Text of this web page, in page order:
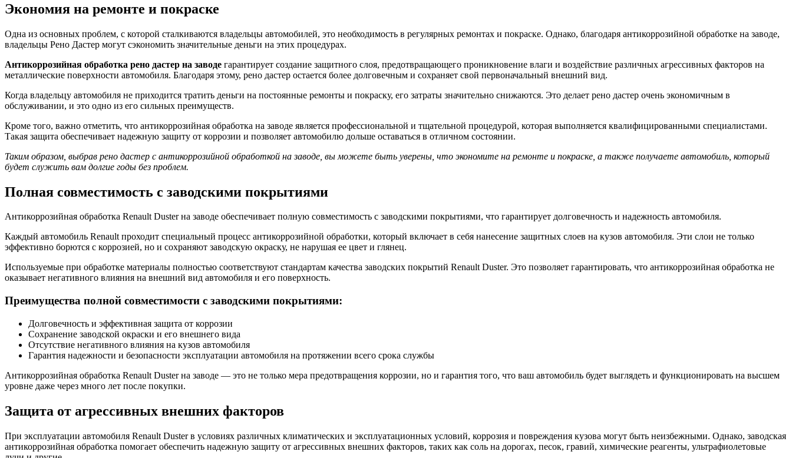
Экономия на ремонте и покраске
Одна из основных проблем, с которой сталкиваются владельцы автомобилей, это необходимость в регулярных ремонтах и покраске. Однако, благодаря антикоррозийной обработке на заводе,
владельцы Рено Дастер могут сэкономить значительные деньги на этих процедурах.
Антикоррозийная обработка рено дастер на заводе гарантирует создание защитного слоя, предотвращающего проникновение влаги и воздействие различных агрессивных факторов на
металлические поверхности автомобиля. Благодаря этому, рено дастер остается более долговечным и сохраняет свой первоначальный внешний вид.
Когда владельцу автомобиля не приходится тратить деньги на постоянные ремонты и покраску, его затраты значительно снижаются. Это делает рено дастер очень экономичным в
обслуживании, и это одно из его сильных преимуществ.
Кроме того, важно отметить, что антикоррозийная обработка на заводе является профессиональной и тщательной процедурой, которая выполняется квалифицированными специалистами.
Такая защита обеспечивает надежную защиту от коррозии и позволяет автомобилю дольше оставаться в отличном состоянии.
Таким образом, выбрав рено дастер с антикоррозийной обработкой на заводе, вы можете быть уверены, что экономите на ремонте и покраске, а также получаете автомобиль, который
будет служить вам долгие годы без проблем.
Полная совместимость с заводскими покрытиями
Антикоррозийная обработка Renault Duster на заводе обеспечивает полную совместимость с заводскими покрытиями, что гарантирует долговечность и надежность автомобиля.
Каждый автомобиль Renault проходит специальный процесс антикоррозийной обработки, который включает в себя нанесение защитных слоев на кузов автомобиля. Эти слои не только
эффективно борются с коррозией, но и сохраняют заводскую окраску, не нарушая ее цвет и глянец.
Используемые при обработке материалы полностью соответствуют стандартам качества заводских покрытий Renault Duster. Это позволяет гарантировать, что антикоррозийная обработка не
оказывает негативного влияния на внешний вид автомобиля и его поверхность.
Преимущества полной совместимости с заводскими покрытиями:
Долговечность и эффективная защита от коррозии
Сохранение заводской окраски и его внешнего вида
Отсутствие негативного влияния на кузов автомобиля
Гарантия надежности и безопасности эксплуатации автомобиля на протяжении всего срока службы
Антикоррозийная обработка Renault Duster на заводе — это не только мера предотвращения коррозии, но и гарантия того, что ваш автомобиль будет выглядеть и функционировать на высшем
уровне даже через много лет после покупки.
Защита от агрессивных внешних факторов
При эксплуатации автомобиля Renault Duster в условиях различных климатических и эксплуатационных условий, коррозия и повреждения кузова могут быть неизбежными. Однако, заводская
антикоррозийная обработка помогает обеспечить надежную защиту от агрессивных внешних факторов, таких как соль на дорогах, песок, гравий, химические реагенты, ультрафиолетовые